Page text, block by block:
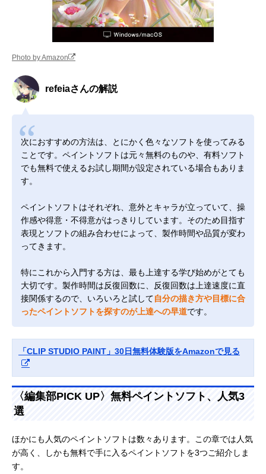
Photo by Amazon
refeiaさんの解説
次におすすめの方法は、とにかく色々なソフトを使ってみる
ことです。ペイントソフトは元々無料のものや、有料ソフト
でも無料で使えるお試し期間が設定されている場合もありま
す。
ペイントソフトはそれぞれ、意外とキャラが立っていて、操
作感や得意・不得意がはっきりしています。そのため目指す
表現とソフトの組み合わせによって、製作時間や品質が変わ
ってきます。
特にこれから入門する方は、最も上達する学び始めがとても
大切です。製作時間は反復回数に、反復回数は上達速度に直
接関係するので、いろいろと試して自分の描き方や目標に合
ったペイントソフトを探すのが上達への早道です。
「CLIP STUDIO PAINT」30日無料体験版をAmazonで見る
〈編集部PICK UP〉無料ペイントソフト、人気3
選
ほかにも人気のペイントソフトは数々あります。この章では人気
が高く、しかも無料で手に入るペイントソフトを3つご紹介しま
す。